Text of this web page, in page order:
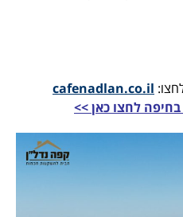
cafenadlan.co.il
לחצו כאן >>